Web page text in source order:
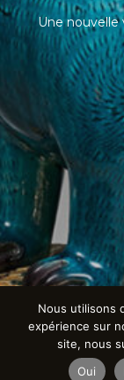
Une nouvelle
Nous utilisons
expérience sur
site, nous
Oui